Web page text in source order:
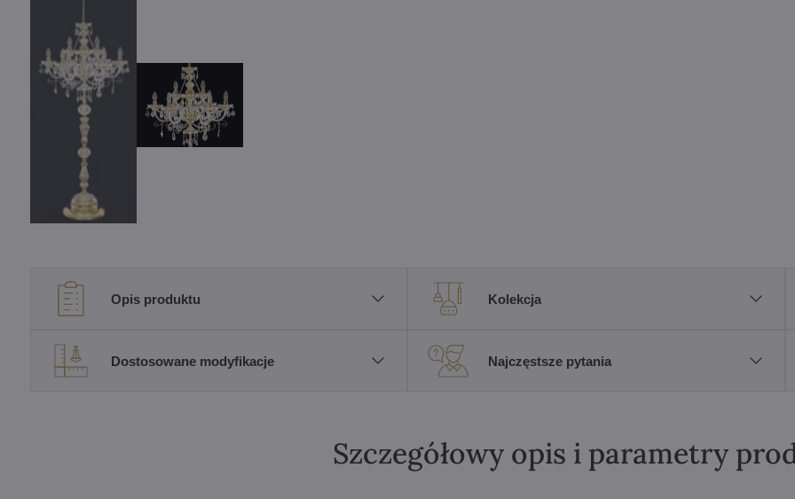
Opis produktu Kolekcja
Dostosowane modyfikacje Najczęstsze pytania
Szczegółowy opis i parametry